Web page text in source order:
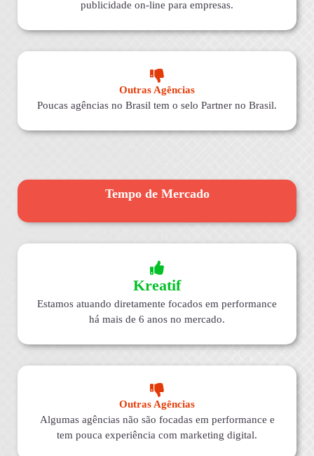
publicidade on-line para empresas.
Outras Agências
Poucas agências no Brasil tem o selo Partner no Brasil.
Tempo de Mercado
Kreatif
Estamos atuando diretamente focados em performance
há mais de 6 anos no mercado.
Outras Agências
Algumas agências não são focadas em performance e
tem pouca experiência com marketing digital.